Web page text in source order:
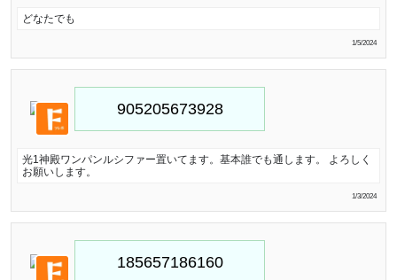
どなたでも
1/5/2024
光1神殿ワンパンルシファー置いてます。基本誰でも通します。 よろしく
お願いします。
1/3/2024